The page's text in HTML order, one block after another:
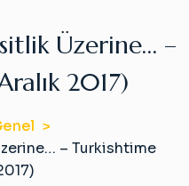
Üzerine… –
2017)
– Turkishtime